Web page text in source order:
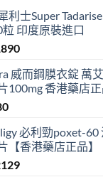
利士Super
印度原裝進口
Price
$529
through
威而鋼膜衣錠 萬
100mg 香港藥店
Current
is:
$480.
必利勁poxet-60
【香港藥店正品】
Price